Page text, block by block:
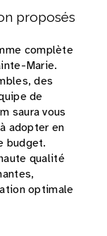
proposés
complète
Marie.
des
de
saura vous
adopter en
budget.
qualité
optimale